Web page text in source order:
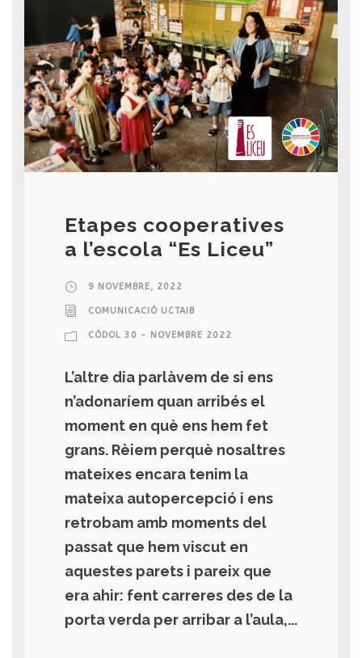
Etapes cooperatives
a l’escola “Es Liceu”
9 NOVEMBRE, 2022
COMUNICACIÓ UCTAIB
CÒDOL 30 - NOVEMBRE 2022
L’altre dia parlàvem de si ens
n’adonaríem quan arribés el
moment en què ens hem fet
grans. Rèiem perquè nosaltres
mateixes encara tenim la
mateixa autopercepció i ens
retrobam amb moments del
passat que hem viscut en
aquestes parets i pareix que
era ahir: fent carreres des de la
porta verda per arribar a l’aula,...